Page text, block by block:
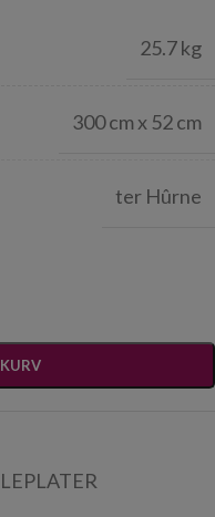
25.7 kg
300 cm x 52 cm
ter Hûrne